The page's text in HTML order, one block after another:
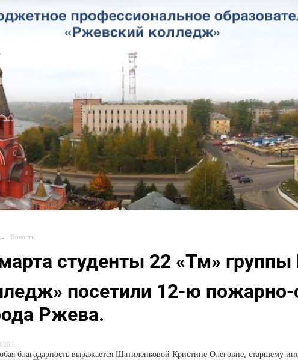
→ Новости
студенты 22 «Тм»
посетили 12-ю пожарно-
Ржева.
г.
благодарность выражается Шатиленковой Кристине Олеговне, старшему